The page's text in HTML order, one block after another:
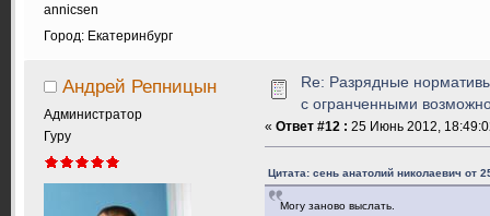
annicsen
Город: Екатеринбург
Андрей Репницын
Администратор
Гуру
Re: Разрядные
с огранченными
« Ответ #12 : 25 Июнь 2012,
Цитата: сень анатолий николаевич от
Могу заново выслать.